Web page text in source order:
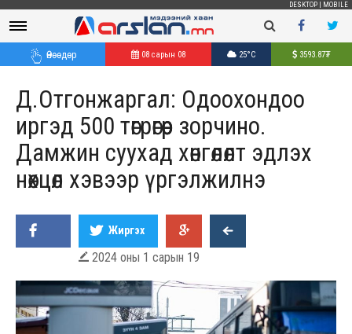
DESKTOP MOBILE
Өнөөдөр 08 сарын 08 25°C 3593.87₮
Д.Отгонжаргал: Одоохондоо
иргэд 500 төгрөгөөр зорчино.
Дамжин суухад хөнгөлөлт эдлэх
нөхцөл хэвээр үргэлжилнэ
Жиргэх
 2024 оны 1 сарын 19